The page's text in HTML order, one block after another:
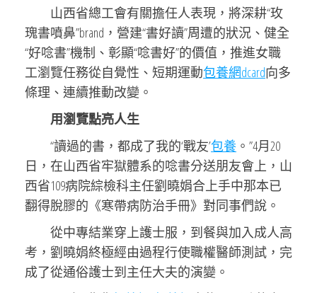
山西省總工會有關擔任人表現，將深耕“玫
瑰書噴鼻”brand，營建“書好讀”周遭的狀況、健全
“好唸書”機制、彰顯“唸書好”的價值，推進女職
工瀏覽任務從自覺性、短期運動包養網dcard向多
條理、連續推動改變。
用瀏覽點亮人生
“讀過的書，都成了我的‘戰友’包養 。”4月20
日，在山西省牢獄體系的唸書分送朋友會上，山
西省109病院綜檢科主任劉曉娟合上手中那本已
翻得脫膠的《寒帶病防治手冊》對同事們說。
從中專結業穿上護士服，到餐與加入成人高
考，劉曉娟終極經由過程行使職權醫師測試，完
成了從通俗護士到主任大夫的演變。